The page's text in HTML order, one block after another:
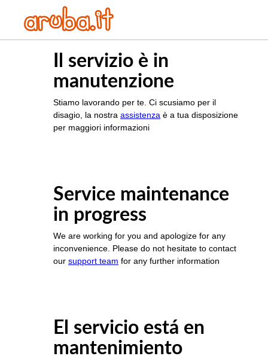
Il servizio è in
manutenzione
Stiamo lavorando per te. Ci scusiamo per il
disagio, la nostra assistenza è a tua disposizione
per maggiori informazioni
Service maintenance
in progress
We are working for you and apologize for any
inconvenience. Please do not hesitate to contact
our support team for any further information
El servicio está en
mantenimiento